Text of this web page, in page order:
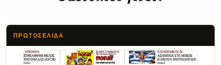
ΠΡΩΤΟΣΈΛΙΔΑ